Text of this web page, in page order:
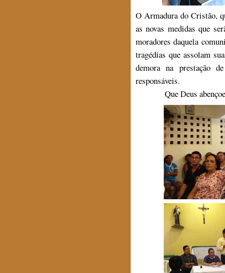
O Armadura do Cristão,
as novas medidas que
moradores daquela
tragédias que assolam
demora na prestação
responsáveis.
Que Deus